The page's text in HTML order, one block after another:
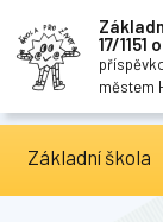
17/
městem
Základní škola